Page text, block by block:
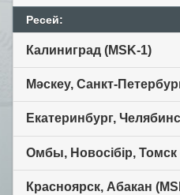
Ресей:
Калиниград (MSK-1)
Мәскеу, Санкт-
Екатеринбург,
Омбы, Новосібір, Томск
Красноярск, Абакан